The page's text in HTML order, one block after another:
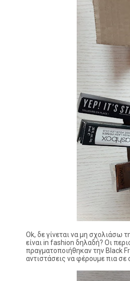
Ok, δε γίνεται να μη σχολιάσω
είναι in fashion δηλαδή? Οι
πραγματοποιήθηκαν την Black
αντιστάσεις να φέρουμε πια σε